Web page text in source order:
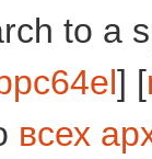
to a
] [
всех